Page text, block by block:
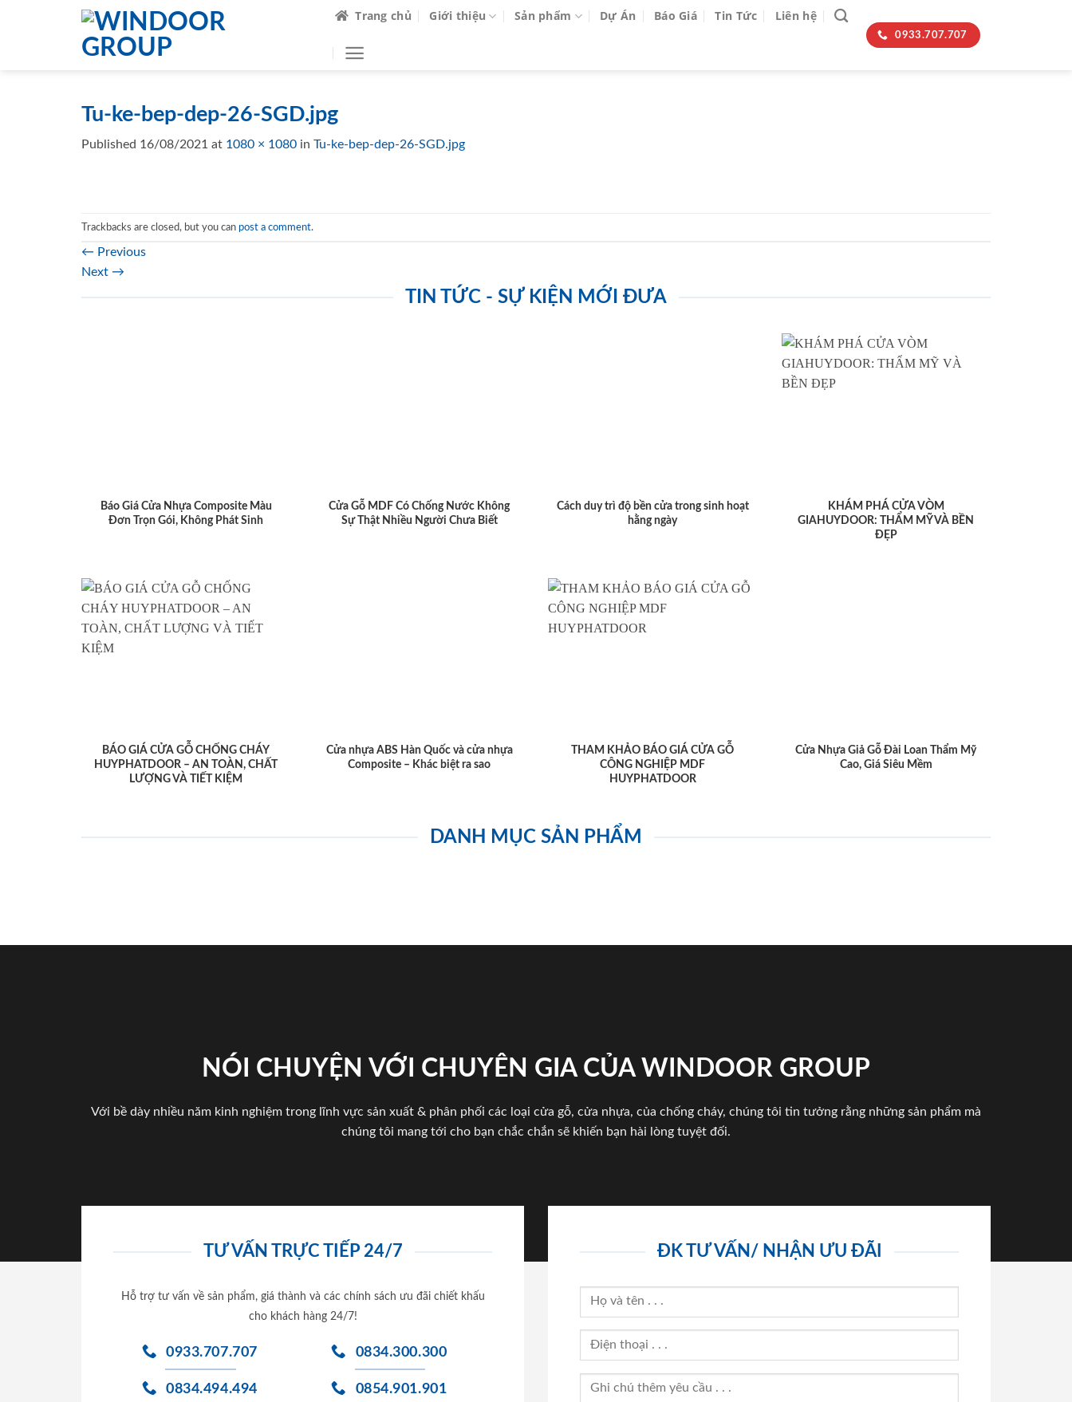
Trang chủ Giới thiệu Sản phẩm Dự Án Báo Giá Tin Tức Liên hệ
0933.707.707
Tu-ke-bep-dep-26-SGD.jpg
Published 16/08/2021 at 1080 × 1080 in Tu-ke-bep-dep-26-SGD.jpg
Trackbacks are closed, but you can post a comment.
← Previous
Next →
TIN TỨC - SỰ KIỆN MỚI ĐƯA
Báo Giá Cửa Nhựa Composite Màu
Đơn Trọn Gói, Không Phát Sinh
Cửa Gỗ MDF Có Chống Nước Không
Sự Thật Nhiều Người Chưa Biết
Cách duy trì độ bền cửa trong sinh hoạt
hằng ngày
KHÁM PHÁ CỬA VÒM
GIAHUYDOOR: THẨM MỸ VÀ BỀN
ĐẸP
BÁO GIÁ CỬA GỖ CHỐNG CHÁY
HUYPHATDOOR – AN TOÀN, CHẤT
LƯỢNG VÀ TIẾT KIỆM
Cửa nhựa ABS Hàn Quốc và cửa nhựa
Composite – Khác biệt ra sao
THAM KHẢO BÁO GIÁ CỬA GỖ
CÔNG NGHIỆP MDF
HUYPHATDOOR
Cửa Nhựa Giả Gỗ Đài Loan Thẩm Mỹ
Cao, Giá Siêu Mềm
DANH MỤC SẢN PHẨM
NÓI CHUYỆN VỚI CHUYÊN GIA CỦA WINDOOR GROUP
Với bề dày nhiều năm kinh nghiệm trong lĩnh vực sản xuất & phân phối các loại cửa gỗ, cửa nhựa, của chống cháy, chúng tôi tin tưởng rằng những sản phẩm mà
chúng tôi mang tới cho bạn chắc chắn sẽ khiến bạn hài lòng tuyệt đối.
TƯ VẤN TRỰC TIẾP 24/7
Hỗ trợ tư vấn về sản phẩm, giá thành và các chính sách ưu đãi chiết khấu
cho khách hàng 24/7!
0933.707.707
0834.494.494
0834.300.300
0854.901.901
ĐK TƯ VẤN/ NHẬN ƯU ĐÃI